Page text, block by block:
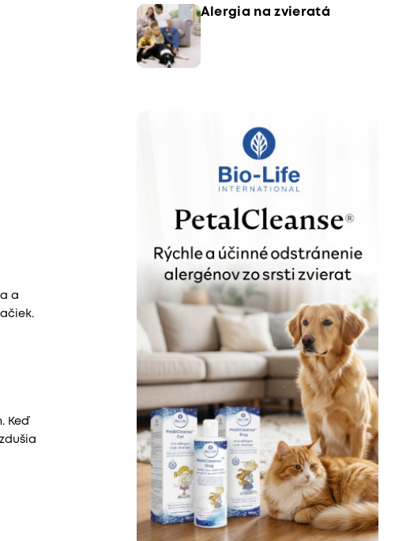
a
Keď
Alergia na zvieratá